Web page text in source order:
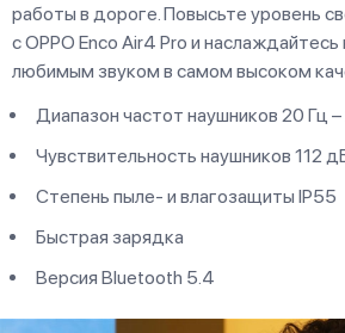
работы в дороге. Повысьте уровень
с OPPO Enco Air4 Pro и
любимым звуком в самом высоком
Диапазон частот наушников 20 Гц
Чувствительность наушников 112
Степень пыле- и влагозащиты IP55
Быстрая зарядка
Версия Bluetooth 5.4